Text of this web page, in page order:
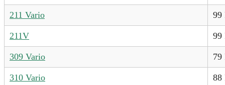
211 Vario 99
211V 99
309 Vario 79
310 Vario 88